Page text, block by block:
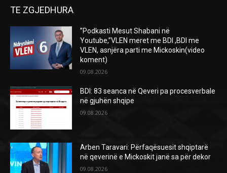
TE ZGJEDHURA
”Podkasti Mesut Shabani në
Youtube,”VLEN meret me BDI ,BDI me
VLEN, asnjëra parti me Mickoskin(video
koment)
09.08.2026
BDI: 83 seanca në Qeveri pa procesverbale
në gjuhën shqipe
09.08.2026
Arben Taravari: Përfaqësuesit shqiptarë
në qeverinë e Mickoskit janë sa për dekor
09.08.2026